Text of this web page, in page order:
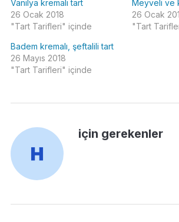
Vanilya kremalı tart
26 Ocak 2018
"Tart Tarifleri" içinde
Meyveli ve
26 Ocak
"Tart
Badem kremalı, şeftalili tart
26 Mayıs 2018
"Tart Tarifleri" içinde
için gerekenler